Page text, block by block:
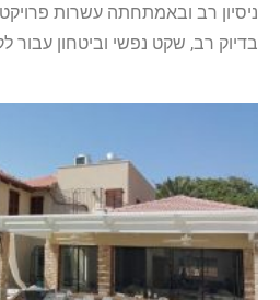
ניסיון רב ובאמתחתה עשרות
בדיוק רב, שקט נפשי וביטחון עבור